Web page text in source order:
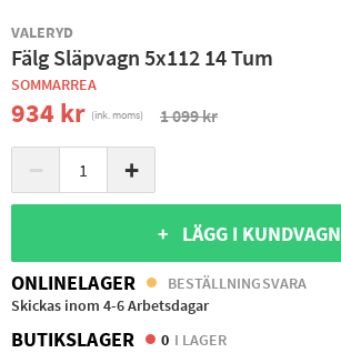
VALERYD
Fälg Släpvagn 5x112 14 Tum
SOMMARREA
934 kr (ink. moms) 1 099 kr
− +
+ LÄGG I KUNDVAGN
ONLINELAGER
BESTÄLLNINGSVARA
Skickas inom 4-6 Arbetsdagar
BUTIKSLAGER 0 I LAGER